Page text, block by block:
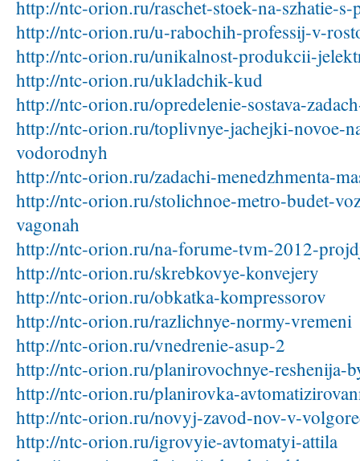
http://ntc-orion.ru/raschet-stoek-na-szhatie-
http://ntc-orion.ru/u-rabochih-professij-v-
http://ntc-orion.ru/unikalnost-produkcii-
http://ntc-orion.ru/ukladchik-kud
http://ntc-orion.ru/opredelenie-sostava-
http://ntc-orion.ru/toplivnye-jachejki-novoe-
vodorodnyh
http://ntc-orion.ru/zadachi-menedzhmenta-
http://ntc-orion.ru/stolichnoe-metro-budet-
vagonah
http://ntc-orion.ru/na-forume-tvm-2012-
http://ntc-orion.ru/skrebkovye-konvejery
http://ntc-orion.ru/obkatka-kompressorov
http://ntc-orion.ru/razlichnye-normy-vremeni
http://ntc-orion.ru/vnedrenie-asup-2
http://ntc-orion.ru/planirovochnye-reshenija-
http://ntc-orion.ru/planirovka-
http://ntc-orion.ru/novyj-zavod-nov-v-
http://ntc-orion.ru/igrovyie-avtomatyi-attila